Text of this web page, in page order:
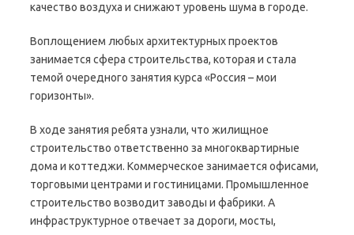
качество воздуха и снижают уровень шума в городе.
Воплощением любых архитектурных проектов
занимается сфера строительства, которая и стала
темой очередного занятия курса «Россия – мои
горизонты».
В ходе занятия ребята узнали, что жилищное
строительство ответственно за многоквартирные
дома и коттеджи. Коммерческое занимается офисами,
торговыми центрами и гостиницами. Промышленное
строительство возводит заводы и фабрики. А
инфраструктурное отвечает за дороги, мосты,